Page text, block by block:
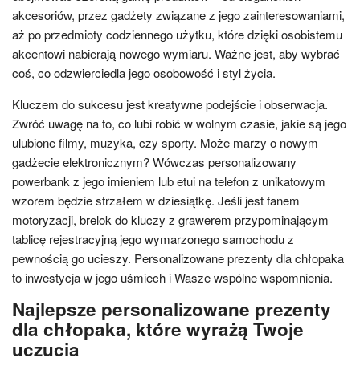
akcesoriów, przez gadżety związane z jego zainteresowaniami,
aż po przedmioty codziennego użytku, które dzięki osobistemu
akcentowi nabierają nowego wymiaru. Ważne jest, aby wybrać
coś, co odzwierciedla jego osobowość i styl życia.
Kluczem do sukcesu jest kreatywne podejście i obserwacja.
Zwróć uwagę na to, co lubi robić w wolnym czasie, jakie są jego
ulubione filmy, muzyka, czy sporty. Może marzy o nowym
gadżecie elektronicznym? Wówczas personalizowany
powerbank z jego imieniem lub etui na telefon z unikatowym
wzorem będzie strzałem w dziesiątkę. Jeśli jest fanem
motoryzacji, brelok do kluczy z grawerem przypominającym
tablicę rejestracyjną jego wymarzonego samochodu z
pewnością go ucieszy. Personalizowane prezenty dla chłopaka
to inwestycja w jego uśmiech i Wasze wspólne wspomnienia.
Najlepsze personalizowane prezenty
dla chłopaka, które wyrażą Twoje
uczucia